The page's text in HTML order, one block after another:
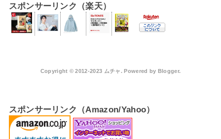
スポンサーリンク（楽天）
Copyright © 2012-2023 ムチャ. Powered by Blogger.
スポンサーリンク（Amazon/Yahoo）